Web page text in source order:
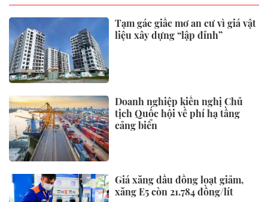
Tạm gác giấc mơ an cư vì giá vật
liệu xây dựng “lập đỉnh”
Doanh nghiệp kiến nghị Chủ
tịch Quốc hội về phí hạ tầng
cảng biển
Giá xăng dầu đồng loạt giảm,
xăng E5 còn 21.784 đồng/lít